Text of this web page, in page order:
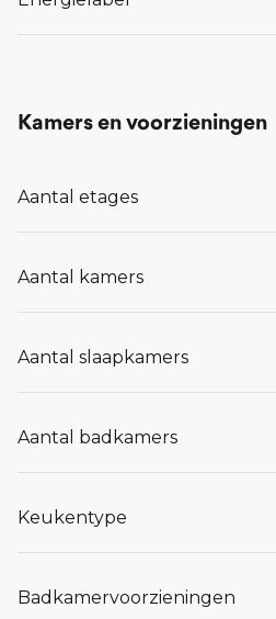
Kamers en voorzieningen
Aantal etages
Aantal kamers
Aantal slaapkamers
Aantal badkamers
Keukentype
Badkamervoorzieningen